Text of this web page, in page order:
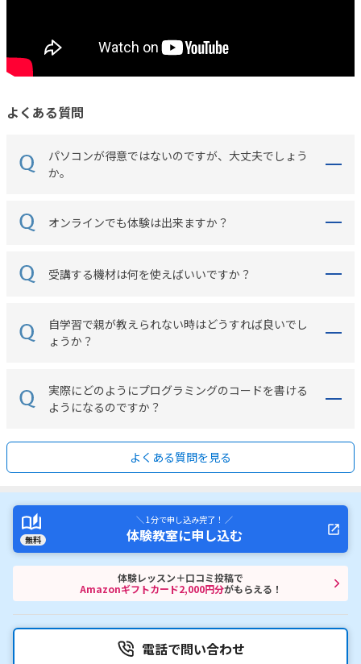
よくある質問
パソコンが得意ではないのですが、大丈夫でしょう
か。
オンラインでも体験は出来ますか？
受講する機材は何を使えばいいですか？
自学習で親が教えられない時はどうすれば良いでし
ょうか？
実際にどのようにプログラミングのコードを書ける
ようになるのですか？
よくある質問を見る
無料
＼ 1分で申し込み完了！ ／
体験教室に申し込む
体験レッスン＋口コミ投稿で
Amazonギフトカード2,000円分がもらえる！
電話で問い合わせ